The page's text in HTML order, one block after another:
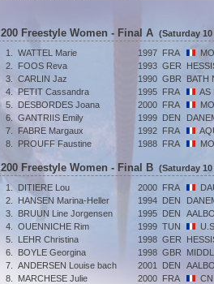
200 Freestyle Women - Final A (Saturday 10
1.
WATTEL Marie 1997 FRA
2.
FOOS Reva 1993 GER
3.
CARLIN Jaz 1990 GBR
BATH
4.
PETIT Cassandra 1995 FRA
AS
5.
DESBORDES Joana 2000 FRA
6.
GANTRIIS Emily 1999 DEN
7.
FABRE Margaux 1992 FRA
8.
PROUFF Faustine 1988 FRA
200 Freestyle Women - Final B (Saturday 10
1.
DITIERE Lou 2000 FRA
2.
HANSEN Marina-Heller 1994 DEN
3.
BRUUN Line Jorgensen 1995 DEN
4.
OUENNICHE Rim 1999 TUN
5.
LEHR Christina 1998 GER
6.
BOYLE Georgina 1998 GBR
7.
ANDERSEN Louise bach 2001 DEN
8.
MARCHESE Julie 2000 FRA